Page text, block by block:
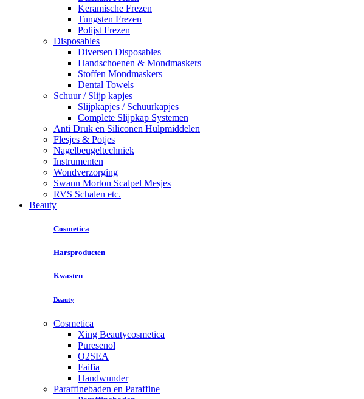
Keramische Frezen
Tungsten Frezen
Polijst Frezen
Disposables
Diversen Disposables
Handschoenen & Mondmaskers
Stoffen Mondmaskers
Dental Towels
Schuur / Slijp kapjes
Slijpkapjes / Schuurkapjes
Complete Slijpkap Systemen
Anti Druk en Siliconen Hulpmiddelen
Flesjes & Potjes
Nagelbeugeltechniek
Instrumenten
Wondverzorging
Swann Morton Scalpel Mesjes
RVS Schalen etc.
Beauty
Cosmetica
Harsproducten
Kwasten
Beauty
Cosmetica
Xing Beautycosmetica
Puresenol
O2SEA
Faifia
Handwunder
Paraffinebaden en Paraffine